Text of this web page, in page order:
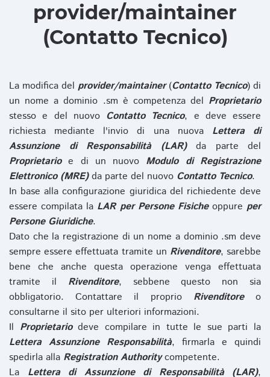
provider/maintainer
(Contatto Tecnico)
La modifica del provider/maintainer(Contatto Tecnico) di
un nome a dominio .sm è competenza del Proprietario
stesso e del nuovo Contatto Tecnico, e deve essere
richiesta mediante l'invio di una nuova Lettera di
Assunzione di Responsabilità (LAR)da parte del
Proprietarioe di un nuovo Modulo di Registrazione
Elettronico (MRE)da parte del nuovo Contatto Tecnico.
In base alla configurazione giuridica del richiedente deve
essere compilata la LAR per Persone Fisicheoppure per
Persone Giuridiche.
Dato che la registrazione di un nome a dominio .sm deve
sempre essere effettuata tramite un Rivenditore, sarebbe
bene che anche questa operazione venga effettuata
tramite il Rivenditore, sebbene questo non sia
obbligatorio. Contattare il proprio Rivenditoreo
consultarne il sito per ulteriori informazioni.
Il Proprietariodeve compilare in tutte le sue parti la
Lettera Assunzione Responsabilità, firmarla e quindi
spedirla alla Registration Authoritycompetente.
La Lettera di Assunzione di Responsabilità (LAR),